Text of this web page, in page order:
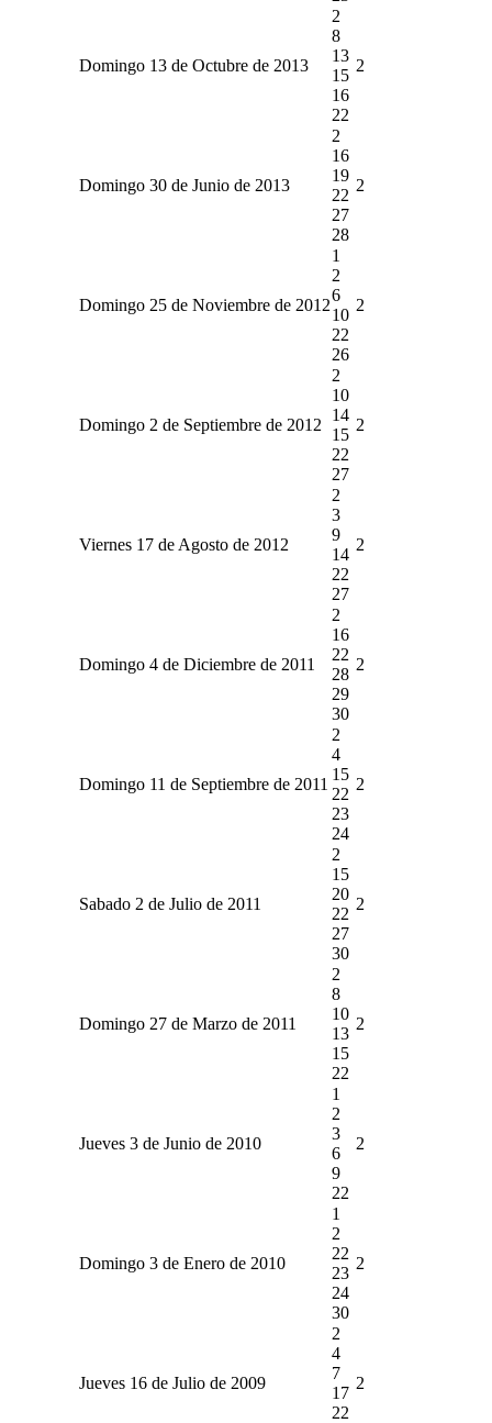
Domingo 13 de Octubre de 2013
2
8
13
15
16
22
2
Domingo 30 de Junio de 2013
2
16
19
22
27
28
2
Domingo 25 de Noviembre de 2012
1
2
6
10
22
26
2
Domingo 2 de Septiembre de 2012
2
10
14
15
22
27
2
Viernes 17 de Agosto de 2012
2
3
9
14
22
27
2
Domingo 4 de Diciembre de 2011
2
16
22
28
29
30
2
Domingo 11 de Septiembre de 2011
2
4
15
22
23
24
2
Sabado 2 de Julio de 2011
2
15
20
22
27
30
2
Domingo 27 de Marzo de 2011
2
8
10
13
15
22
2
Jueves 3 de Junio de 2010
1
2
3
6
9
22
2
Domingo 3 de Enero de 2010
1
2
22
23
24
30
2
Jueves 16 de Julio de 2009
2
4
7
17
22
2